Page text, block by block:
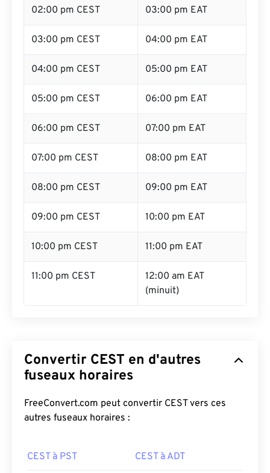
02:00 pm CEST 03:00 pm EAT
03:00 pm CEST 04:00 pm EAT
04:00 pm CEST 05:00 pm EAT
05:00 pm CEST 06:00 pm EAT
06:00 pm CEST 07:00 pm EAT
07:00 pm CEST 08:00 pm EAT
08:00 pm CEST 09:00 pm EAT
09:00 pm CEST 10:00 pm EAT
10:00 pm CEST 11:00 pm EAT
11:00 pm CEST
12:00 am EAT
(minuit)
Convertir CEST en d'autres
fuseaux horaires
FreeConvert.com peut convertir CEST vers ces
autres fuseaux horaires :
CEST à PST CEST à ADT